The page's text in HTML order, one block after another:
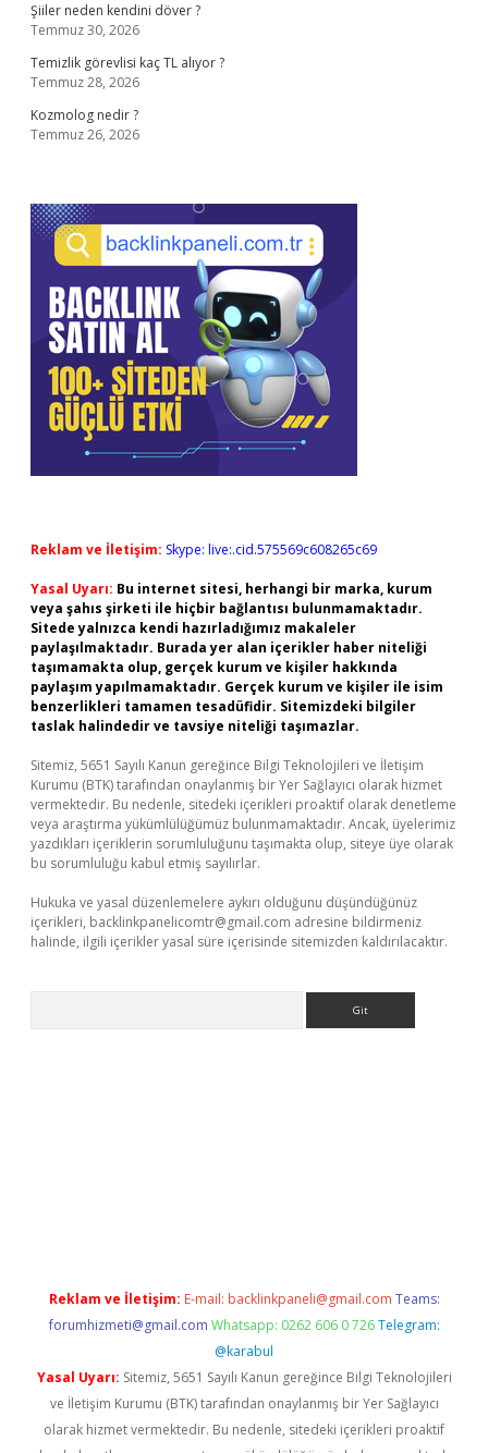
Şiiler neden kendini döver ?
Temmuz 30, 2026
Temizlik görevlisi kaç TL alıyor ?
Temmuz 28, 2026
Kozmolog nedir ?
Temmuz 26, 2026
Reklam ve İletişim: Skype: live:.cid.575569c608265c69
Yasal Uyarı: Bu internet sitesi, herhangi bir marka, kurum
veya şahıs şirketi ile hiçbir bağlantısı bulunmamaktadır.
Sitede yalnızca kendi hazırladığımız makaleler
paylaşılmaktadır. Burada yer alan içerikler haber niteliği
taşımamakta olup, gerçek kurum ve kişiler hakkında
paylaşım yapılmamaktadır. Gerçek kurum ve kişiler ile isim
benzerlikleri tamamen tesadüfidir. Sitemizdeki bilgiler
taslak halindedir ve tavsiye niteliği taşımazlar.
Sitemiz, 5651 Sayılı Kanun gereğince Bilgi Teknolojileri ve İletişim
Kurumu (BTK) tarafından onaylanmış bir Yer Sağlayıcı olarak hizmet
vermektedir. Bu nedenle, sitedeki içerikleri proaktif olarak denetleme
veya araştırma yükümlülüğümüz bulunmamaktadır. Ancak, üyelerimiz
yazdıkları içeriklerin sorumluluğunu taşımakta olup, siteye üye olarak
bu sorumluluğu kabul etmiş sayılırlar.
Hukuka ve yasal düzenlemelere aykırı olduğunu düşündüğünüz
içerikleri, backlinkpanelicomtr@gmail.com adresine bildirmeniz
halinde, ilgili içerikler yasal süre içerisinde sitemizden kaldırılacaktır.
Reklam ve İletişim: E-mail: backlinkpaneli@gmail.com Teams:
forumhizmeti@gmail.com Whatsapp: 0262 606 0 726 Telegram:
@karabul
Yasal Uyarı: Sitemiz, 5651 Sayılı Kanun gereğince Bilgi Teknolojileri
ve İletişim Kurumu (BTK) tarafından onaylanmış bir Yer Sağlayıcı
olarak hizmet vermektedir. Bu nedenle, sitedeki içerikleri proaktif